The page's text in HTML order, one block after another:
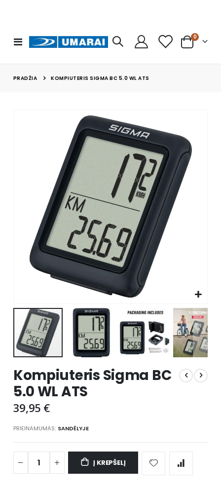
Toggle
Nav
Cart
0prekės
PRADŽIA KOMPIUTERIS SIGMA BC 5.0 WL ATS
to
the
beginning
of
the
images
Kompiuteris Sigma BC
5.0 WL ATS
39,95 €
PRIEINAMUMAS: SANDĖLYJE
Į KREPŠELĮ